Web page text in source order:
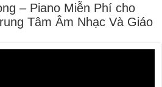
– Piano Miễn Phí cho
Tâm Âm Nhạc Và Giáo